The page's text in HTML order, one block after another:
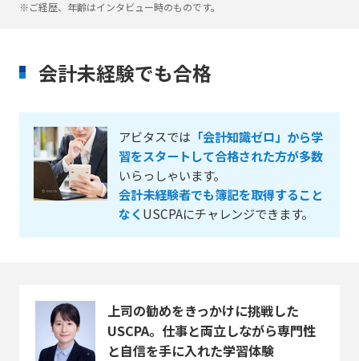
※ご経歴、年齢はインタビュー時のものです。
会計未経験でも合格
アビタスでは 「会計知識ゼロ」から学
習をスタートして合格された方が多数
いらっしゃいます。
会計未経験者でも簿記を取得すること
なく USCPAにチャレンジできます。
上司の勧めをきっかけに挑戦した
USCPA。仕事と両立しながら専門性
と自信を手に入れた学習体験